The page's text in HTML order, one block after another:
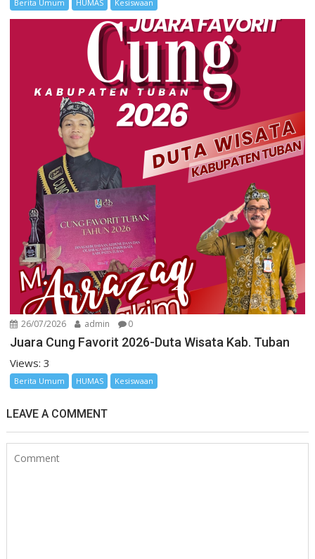
Berita Umum HUMAS Kesiswaan
26/07/2026 admin 0
Juara Cung Favorit 2026-Duta Wisata Kab. Tuban
Views: 3
Berita Umum HUMAS Kesiswaan
LEAVE A COMMENT